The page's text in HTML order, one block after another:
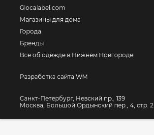
Glocalabel.com
Магазины для дома
Города
Бренды
Все об одежде в Нижнем Новгороде
Разработка сайта WM
Санкт-Петербург, Невский пр., 139
Москва, Большой Ордынский пер., 4, стр. 2